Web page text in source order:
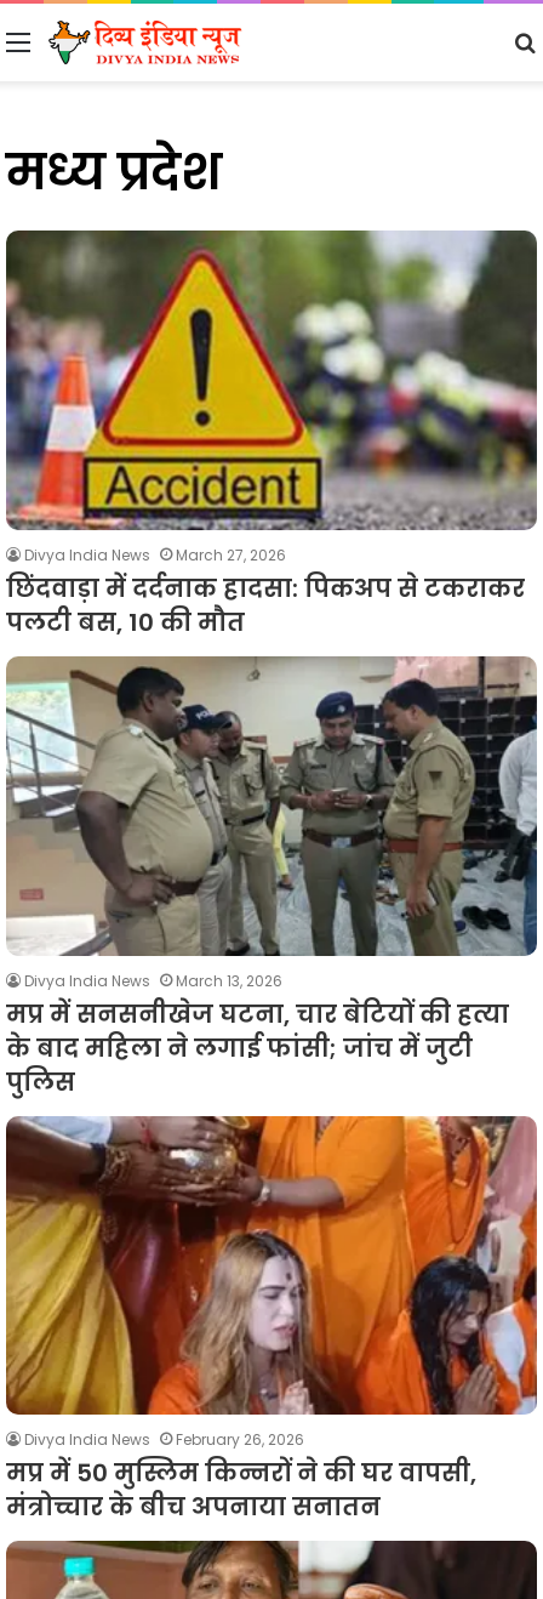
Menu
मध्य प्रदेश
Divya India News March 27, 2026
छिंदवाड़ा में दर्दनाक हादसा: पिकअप से टकराकर
पलटी बस, 10 की मौत
Divya India News March 13, 2026
मप्र में सनसनीखेज घटना, चार बेटियों की हत्या
के बाद महिला ने लगाई फांसी; जांच में जुटी
पुलिस
Divya India News February 26, 2026
मप्र में 50 मुस्लिम किन्नरों ने की घर वापसी,
मंत्रोच्चार के बीच अपनाया सनातन